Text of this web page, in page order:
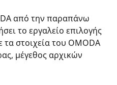
από την παραπάνω
το εργαλείο επιλογής
τα στοιχεία του OMODA
μέγεθος αρχικών